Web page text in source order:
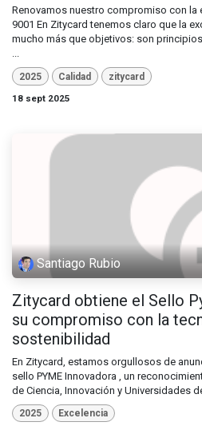
Renovamos nuestro compromiso con la
9001 En Zitycard tenemos claro que la
mucho más que objetivos: son
...
2025 Calidad
zitycard
18 sept 2025
Santiago Rubio
Zitycard obtiene el Sello
su compromiso con la
sostenibilidad
En Zitycard, estamos orgullosos de
sello PYME Innovadora , un
de Ciencia, Innovación y Universidades
2025
Excelencia